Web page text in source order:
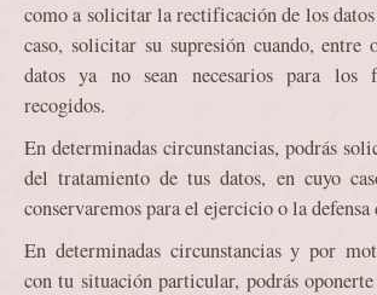
como a solicitar la rectificación de los datos
caso, solicitar su supresión cuando, entre
datos ya no sean necesarios para los
recogidos.
En determinadas circunstancias, podrás
del tratamiento de tus datos, en cuyo
conservaremos para el ejercicio o la defensa
En determinadas circunstancias y por
con tu situación particular, podrás